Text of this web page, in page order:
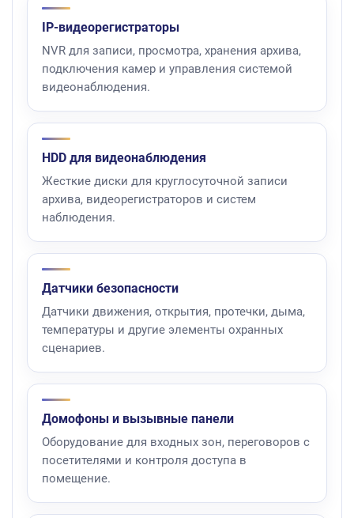
IP-видеорегистраторы
NVR для записи, просмотра, хранения архива,
подключения камер и управления системой
видеонаблюдения.
HDD для видеонаблюдения
Жесткие диски для круглосуточной записи
архива, видеорегистраторов и систем
наблюдения.
Датчики безопасности
Датчики движения, открытия, протечки, дыма,
температуры и другие элементы охранных
сценариев.
Домофоны и вызывные панели
Оборудование для входных зон, переговоров с
посетителями и контроля доступа в
помещение.